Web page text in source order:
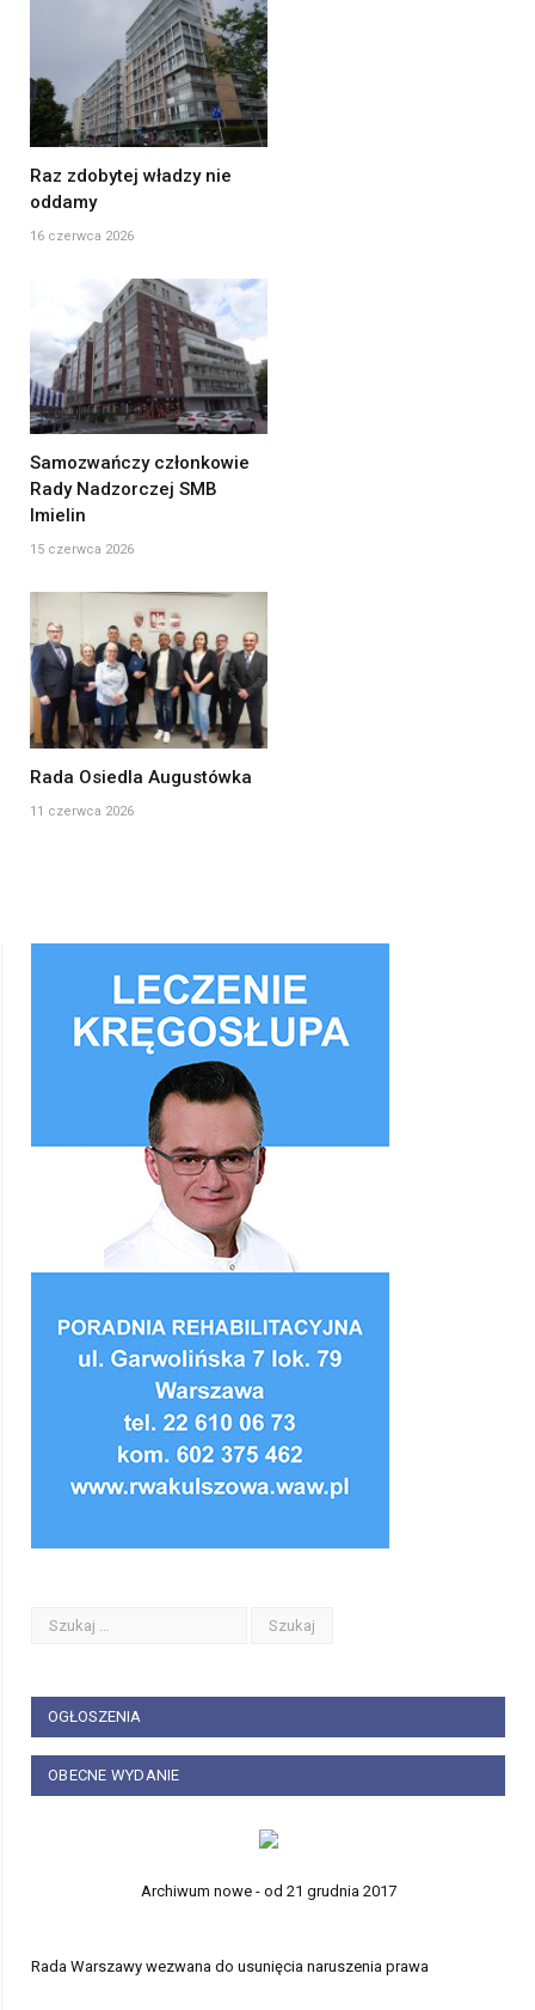
Raz zdobytej władzy nie
oddamy
16 czerwca 2026
Samozwańczy członkowie
Rady Nadzorczej SMB
Imielin
15 czerwca 2026
Rada Osiedla Augustówka
11 czerwca 2026
OGŁOSZENIA
OBECNE WYDANIE
Archiwum nowe - od 21 grudnia 2017
Rada Warszawy wezwana do usunięcia naruszenia prawa